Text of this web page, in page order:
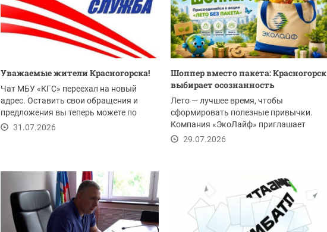
Уважаемые жители Красногорска!
Чат МБУ «КГС» переехал на новый
адрес. Оставить свои обращения и
предложения вы теперь можете по
ссылке.
31.07.2026
Шоппер вместо пакета: Красногорск
выбирает осознанность
Лето — лучшее время, чтобы
сформировать полезные привычки.
Компания «ЭкоЛайф» приглашает
жителей Красногорска и всего...
29.07.2026